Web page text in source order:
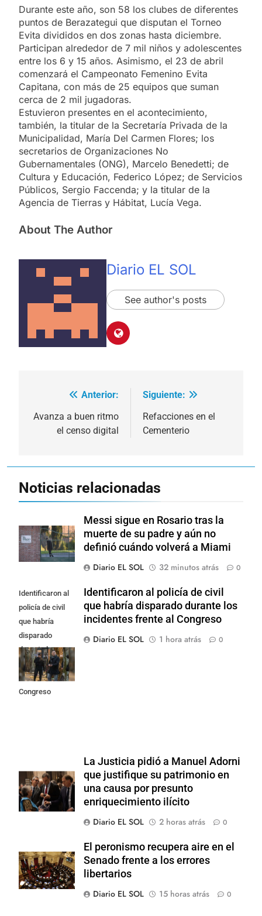
Durante este año, son 58 los clubes de diferentes
puntos de Berazategui que disputan el Torneo
Evita divididos en dos zonas hasta diciembre.
Participan alrededor de 7 mil niños y adolescentes
entre los 6 y 15 años. Asimismo, el 23 de abril
comenzará el Campeonato Femenino Evita
Capitana, con más de 25 equipos que suman
cerca de 2 mil jugadoras.
Estuvieron presentes en el acontecimiento,
también, la titular de la Secretaría Privada de la
Municipalidad, María Del Carmen Flores; los
secretarios de Organizaciones No
Gubernamentales (ONG), Marcelo Benedetti; de
Cultura y Educación, Federico López; de Servicios
Públicos, Sergio Faccenda; y la titular de la
Agencia de Tierras y Hábitat, Lucía Vega.
About The Author
Diario EL SOL
See author's posts
Navegación
de
Anterior:
Avanza a buen ritmo
el censo digital
Siguiente:
Refacciones en el
Cementerio
Noticias relacionadas
Messi sigue en Rosario tras la
muerte de su padre y aún no
definió cuándo volverá a Miami
Diario EL SOL
32 minutos atrás 0
Identificaron al
policía de civil
que habría
disparado
durante los
incidentes
frente al
Congreso
Identificaron al policía de civil
que habría disparado durante los
incidentes frente al Congreso
Diario EL SOL
1 hora atrás 0
La Justicia pidió a Manuel Adorni
que justifique su patrimonio en
una causa por presunto
enriquecimiento ilícito
Diario EL SOL
2 horas atrás 0
El peronismo recupera aire en el
Senado frente a los errores
libertarios
Diario EL SOL
15 horas atrás 0